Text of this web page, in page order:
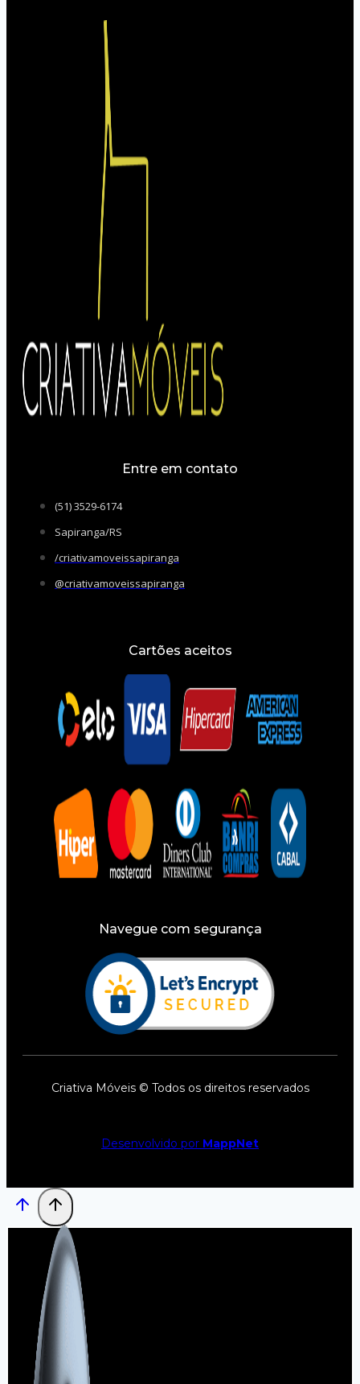
Entre em contato
(51) 3529-6174
Sapiranga/RS
/criativamoveissapiranga
@criativamoveissapiranga
Cartões aceitos
Navegue com segurança
Criativa Móveis © Todos os direitos reservados
Desenvolvido por MappNet